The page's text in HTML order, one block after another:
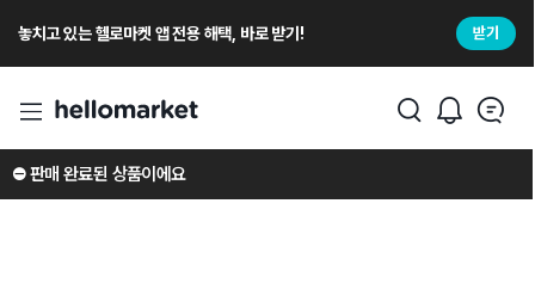
놓치고 있는 헬로마켓 앱 전용 해택, 바로 받기! 받기
⛔️ 판매 완료된 상품이에요